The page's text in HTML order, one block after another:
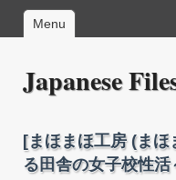
Menu
Japanese
[まほまほ工房 (ま
る田舎の女子校性活